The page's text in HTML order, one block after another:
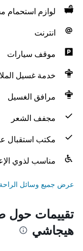
لوازم استحمام
انترنت
موقف سيارات
خدمة غسيل
مرافق الغسيل
مجفف الشعر
مكتب استقبال على
مناسب لذوي
عرض جميع وسائل الراحة
تقييمات حول
هيجاشي